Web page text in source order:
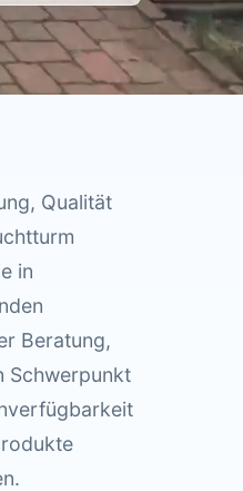
Qualität
in
Beratung,
Schwerpunkt